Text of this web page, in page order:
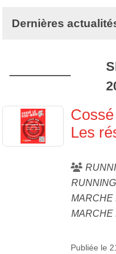
Dernières
Les
MARCHE
MARCHE
Publiée le